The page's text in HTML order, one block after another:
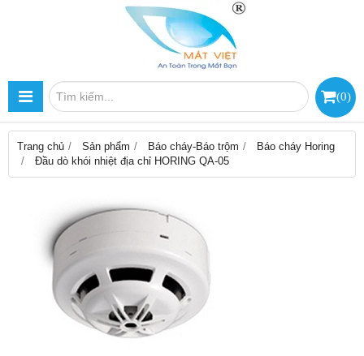
(0)
Trang chủ Sản phẩm Báo cháy-Báo trộm
Báo cháy Horing
Đầu dò khói nhiệt địa chỉ HORING QA-05